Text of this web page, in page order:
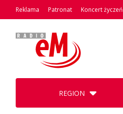
Reklama Patronat Koncert życzeń
REGION